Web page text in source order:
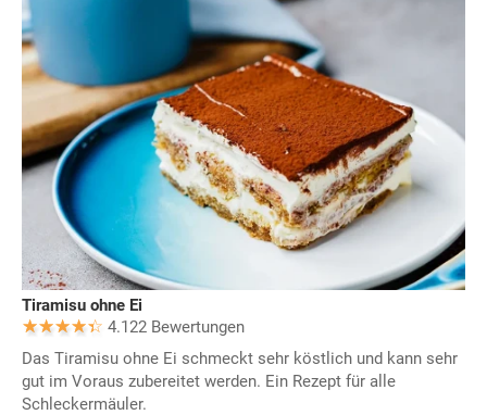
Tiramisu ohne Ei
4.122 Bewertungen
Das Tiramisu ohne Ei schmeckt sehr köstlich und kann sehr
gut im Voraus zubereitet werden. Ein Rezept für alle
Schleckermäuler.